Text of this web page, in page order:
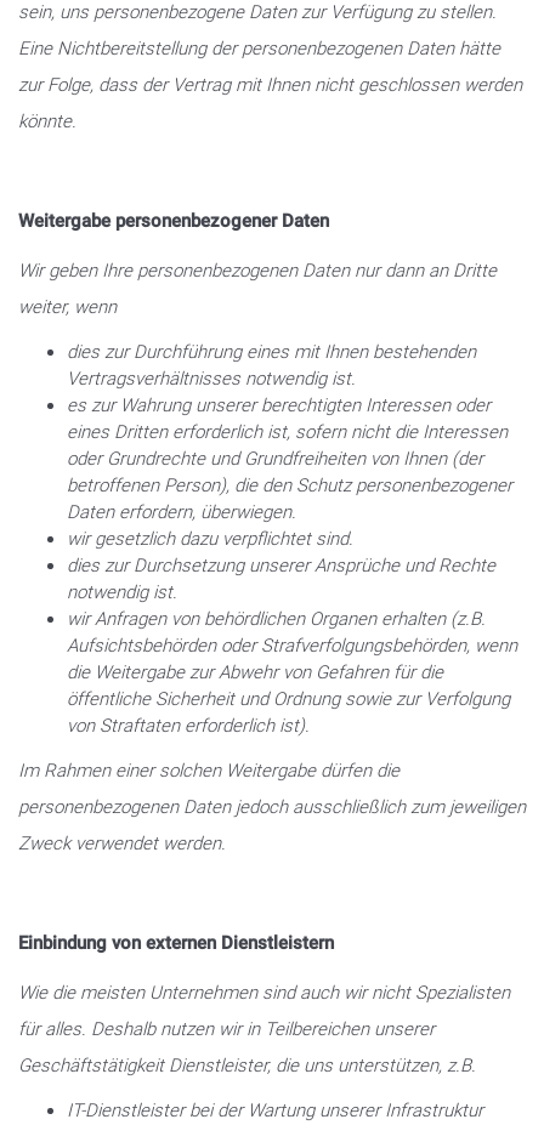
sein, uns personenbezogene Daten zur Verfügung zu stellen.
Eine Nichtbereitstellung der personenbezogenen Daten hätte
zur Folge, dass der Vertrag mit Ihnen nicht geschlossen werden
könnte.
Weitergabe personenbezogener Daten
Wir geben Ihre personenbezogenen Daten nur dann an Dritte
weiter, wenn
dies zur Durchführung eines mit Ihnen bestehenden
Vertragsverhältnisses notwendig ist.
es zur Wahrung unserer berechtigten Interessen oder
eines Dritten erforderlich ist, sofern nicht die Interessen
oder Grundrechte und Grundfreiheiten von Ihnen (der
betroffenen Person), die den Schutz personenbezogener
Daten erfordern, überwiegen.
wir gesetzlich dazu verpflichtet sind.
dies zur Durchsetzung unserer Ansprüche und Rechte
notwendig ist.
wir Anfragen von behördlichen Organen erhalten (z.B.
Aufsichtsbehörden oder Strafverfolgungsbehörden, wenn
die Weitergabe zur Abwehr von Gefahren für die
öffentliche Sicherheit und Ordnung sowie zur Verfolgung
von Straftaten erforderlich ist).
Im Rahmen einer solchen Weitergabe dürfen die
personenbezogenen Daten jedoch ausschließlich zum jeweiligen
Zweck verwendet werden.
Einbindung von externen Dienstleistern
Wie die meisten Unternehmen sind auch wir nicht Spezialisten
für alles. Deshalb nutzen wir in Teilbereichen unserer
Geschäftstätigkeit Dienstleister, die uns unterstützen, z.B.
IT-Dienstleister bei der Wartung unserer Infrastruktur